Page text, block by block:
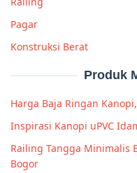
Pagar
Konstruksi Berat
Produk
Harga Baja Ringan
Inspirasi Kanopi uPVC
Railing Tangga Minimalis
Bogor